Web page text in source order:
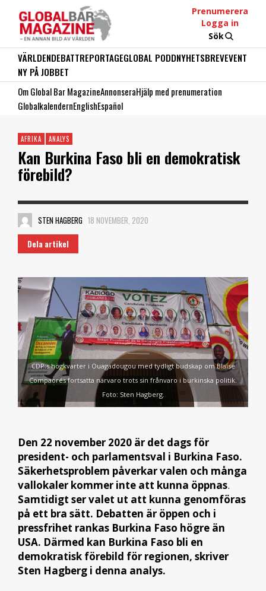
Prenumerera
Logga in
Sök
VÄRLDENDEBATTREPORTAGEGLOBAL PODDNYHETSBREVEVENT
NY PÅ JOBBET
Om Global Bar MagazineAnnonseraHjälp med prenumeration
GlobalkalendernEnglishEspañol
AFRIKA ANALYS
Kan Burkina Faso bli en demokratisk
förebild?
STEN HAGBERG 18 NOVEMBER, 2020
Dela artikel
CDP:s högkvarter i Ouagadougou med tydligt budskap om Blaise
Compaorés fortsatta närvaro trots sin frånvaro i burkinska politik.
Foto: Sten Hagberg.
Den 22 november 2020 är det dags för
president- och parlamentsval i Burkina Faso.
Säkerhetsproblem påverkar valen och många
vallokaler kommer inte att kunna öppnas.
Samtidigt ser valet ut att kunna genomföras
på ett bra sätt. Debatten är öppen och i
pressfrihet rankas Burkina Faso högre än
USA. Därmed kan Burkina Faso bli en
demokratisk förebild för regionen, skriver
Sten Hagberg i denna analys.